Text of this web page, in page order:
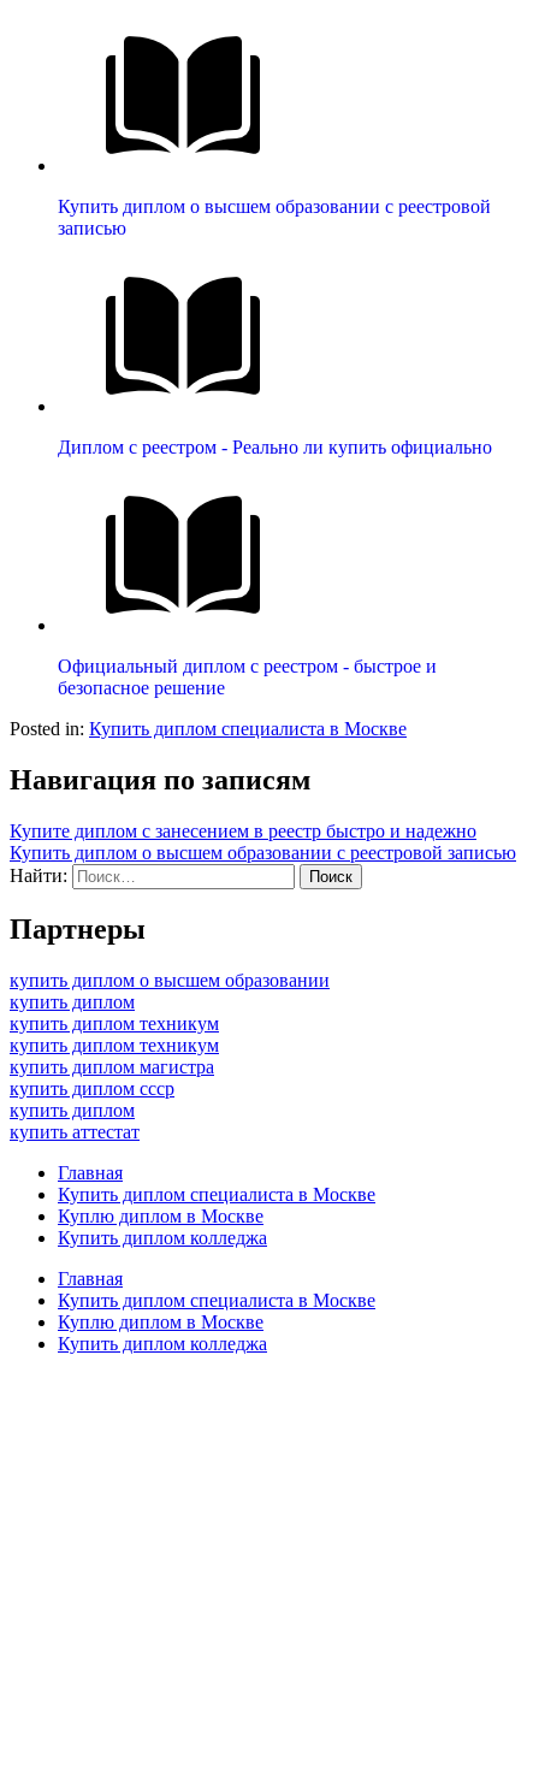
Купить диплом о высшем образовании с реестровой
записью
Диплом с реестром - Реально ли купить официально
Официальный диплом с реестром - быстрое и
безопасное решение
Posted in: Купить диплом специалиста в Москве
Навигация по записям
Купите диплом с занесением в реестр быстро и надежно
Купить диплом о высшем образовании с реестровой записью
Найти:
Партнеры
купить диплом о высшем образовании
купить диплом
купить диплом техникум
купить диплом техникум
купить диплом магистра
купить диплом ссср
купить диплом
купить аттестат
Главная
Купить диплом специалиста в Москве
Куплю диплом в Москве
Купить диплом колледжа
Главная
Купить диплом специалиста в Москве
Куплю диплом в Москве
Купить диплом колледжа